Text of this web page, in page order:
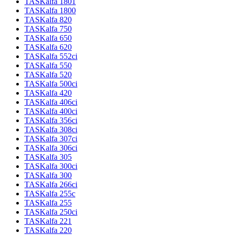
TASKalfa 1800
TASKalfa 820
TASKalfa 750
TASKalfa 650
TASKalfa 620
TASKalfa 552ci
TASKalfa 550
TASKalfa 520
TASKalfa 500ci
TASKalfa 420
TASKalfa 406ci
TASKalfa 400ci
TASKalfa 356ci
TASKalfa 308ci
TASKalfa 307ci
TASKalfa 306ci
TASKalfa 305
TASKalfa 300ci
TASKalfa 300
TASKalfa 266ci
TASKalfa 255c
TASKalfa 255
TASKalfa 250ci
TASKalfa 221
TASKalfa 220